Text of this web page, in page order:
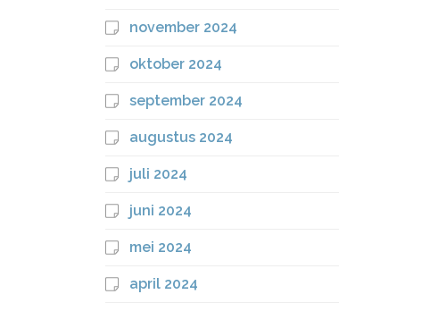
november 2024
oktober 2024
september 2024
augustus 2024
juli 2024
juni 2024
mei 2024
april 2024